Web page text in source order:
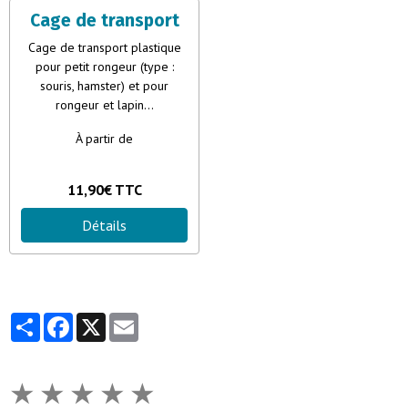
Cage de transport
Cage de transport plastique
pour petit rongeur (type :
souris, hamster) et pour
rongeur et lapin...
À partir de
11,90€ TTC
Détails
PartagerFacebook
X
★ ★ ★ ★ ★